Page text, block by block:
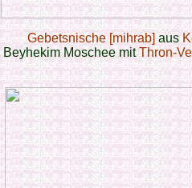
Gebetsnische [mihrab]aus
Beyhekim Moschee mitThron-